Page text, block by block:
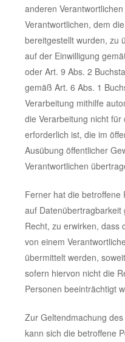
anderen
Verantwortlichen, dem
bereitgestellt wurden, zu
auf der Einwilligung
oder Art. 9 Abs. 2
gemäß Art. 6 Abs. 1
Verarbeitung mithilfe
die Verarbeitung nicht
erforderlich ist, die im
Ausübung öffentlicher
Verantwortlichen
Ferner hat die betroffene
auf Datenübertragbarkeit
Recht, zu erwirken, dass
von einem
übermittelt werden,
sofern hiervon nicht die
Personen beeinträchtigt
Zur Geltendmachung
kann sich die betroffene